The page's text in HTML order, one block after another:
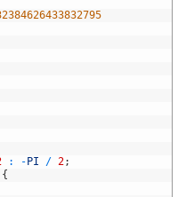
: -PI / 2;
{